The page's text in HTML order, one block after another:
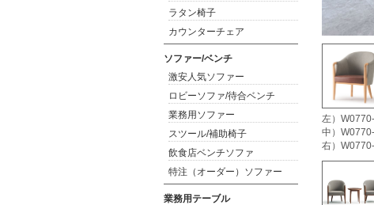
左）
中）
右）
ラタン椅子
カウンターチェア
ソファー/ベンチ
激安人気ソファー
ロビーソファ/待合ベンチ
業務用ソファー
スツール/補助椅子
飲食店ベンチソファ
特注（オーダー）ソファー
業務用テーブル